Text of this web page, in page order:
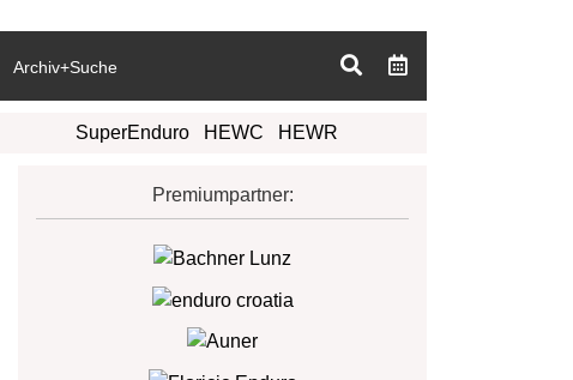
Archiv+Suche
SuperEnduro HEWC HEWR
Premiumpartner: